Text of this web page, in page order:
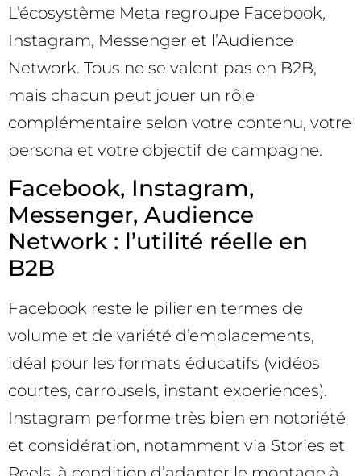
L’écosystème Meta regroupe Facebook,
Instagram, Messenger et l’Audience
Network. Tous ne se valent pas en B2B,
mais chacun peut jouer un rôle
complémentaire selon votre contenu, votre
persona et votre objectif de campagne.
Facebook, Instagram,
Messenger, Audience
Network : l’utilité réelle en
B2B
Facebook reste le pilier en termes de
volume et de variété d’emplacements,
idéal pour les formats éducatifs (vidéos
courtes, carrousels, instant experiences).
Instagram performe très bien en notoriété
et considération, notamment via Stories et